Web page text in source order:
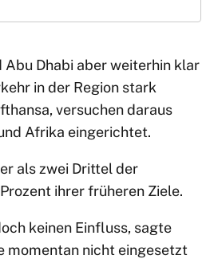
Abu Dhabi aber weiterhin klar
in der Region stark
versuchen daraus
Afrika eingerichtet.
als zwei Drittel der
ihrer früheren Ziele.
keinen Einfluss, sagte
momentan nicht eingesetzt